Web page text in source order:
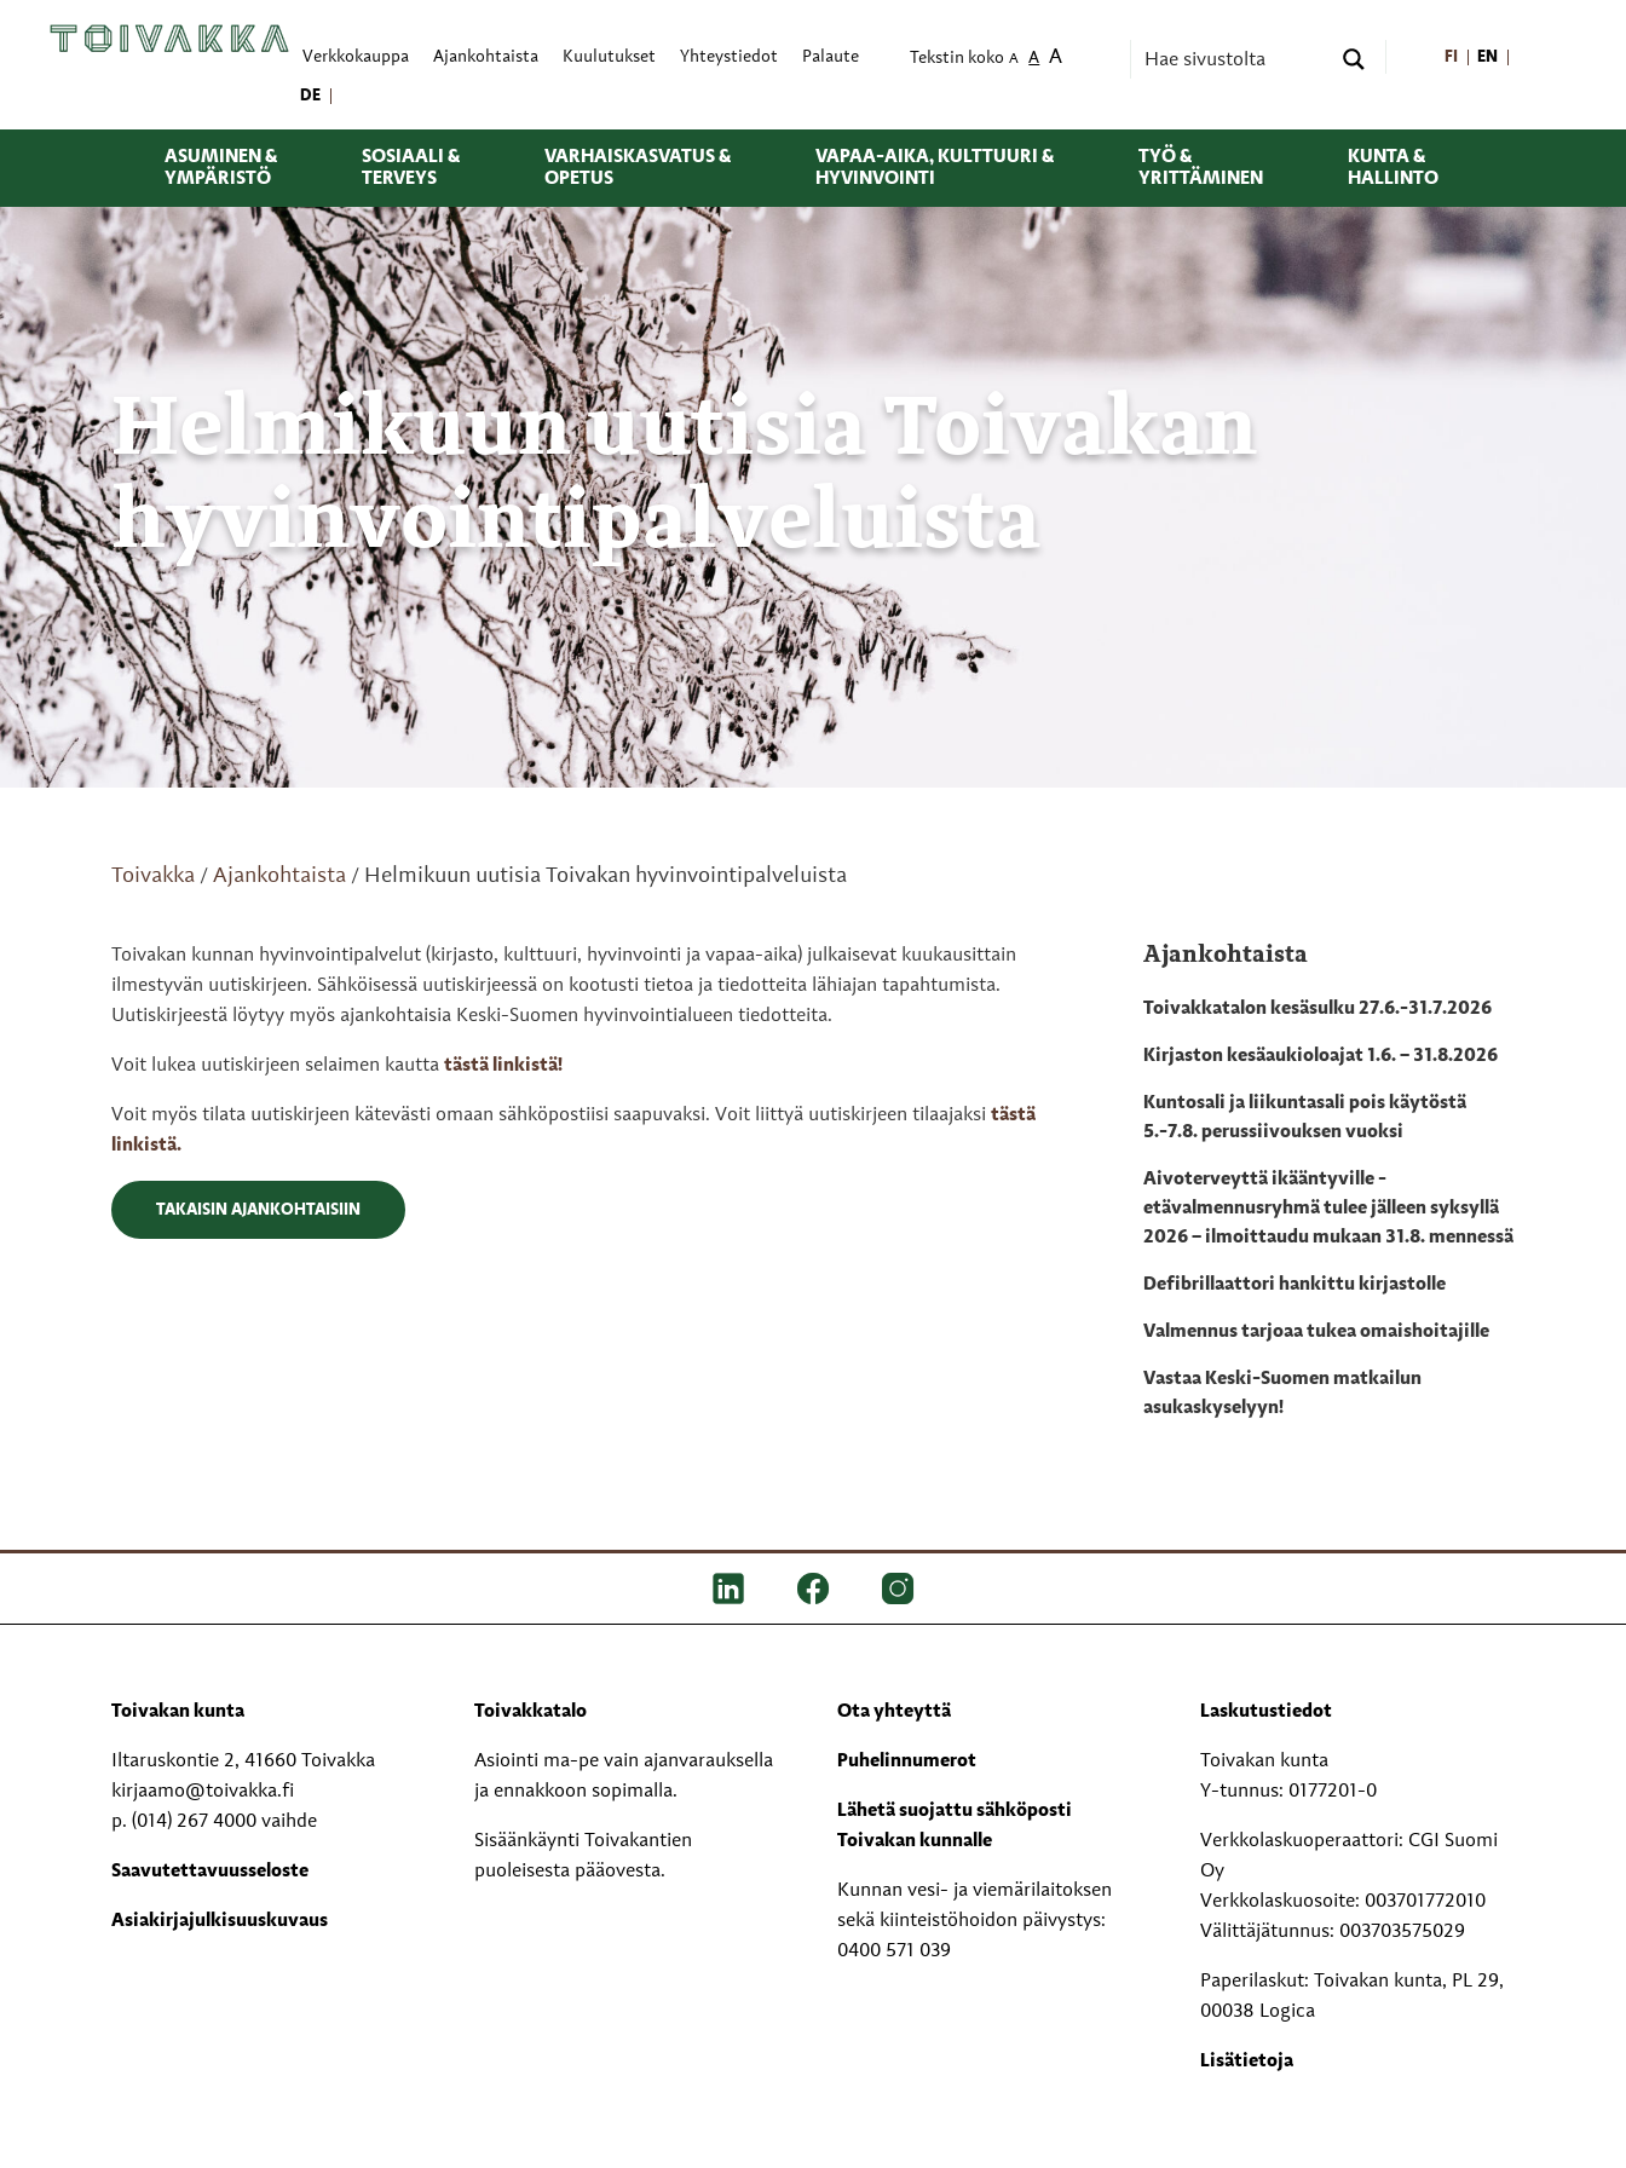
Verkkokauppa Ajankohtaista Kuulutukset Yhteystiedot Palaute Tekstin koko A A A FI EN
DE
ASUMINEN &
YMPÄRISTÖ
SOSIAALI &
TERVEYS
VARHAISKASVATUS &
OPETUS
VAPAA-AIKA, KULTTUURI &
HYVINVOINTI
TYÖ &
YRITTÄMINEN
KUNTA &
HALLINTO
Helmikuun uutisia Toivakan
hyvinvointipalveluista
Toivakka / Ajankohtaista / Helmikuun uutisia Toivakan hyvinvointipalveluista
Toivakan kunnan hyvinvointipalvelut (kirjasto, kulttuuri, hyvinvointi ja vapaa-aika) julkaisevat kuukausittain
ilmestyvän uutiskirjeen. Sähköisessä uutiskirjeessä on kootusti tietoa ja tiedotteita lähiajan tapahtumista.
Uutiskirjeestä löytyy myös ajankohtaisia Keski-Suomen hyvinvointialueen tiedotteita.
Voit lukea uutiskirjeen selaimen kautta tästä linkistä!
Voit myös tilata uutiskirjeen kätevästi omaan sähköpostiisi saapuvaksi. Voit liittyä uutiskirjeen tilaajaksi tästä
linkistä.
TAKAISIN AJANKOHTAISIIN
Ajankohtaista
Toivakkatalon kesäsulku 27.6.-31.7.2026
Kirjaston kesäaukioloajat 1.6. – 31.8.2026
Kuntosali ja liikuntasali pois käytöstä
5.-7.8. perussiivouksen vuoksi
Aivoterveyttä ikääntyville -
etävalmennusryhmä tulee jälleen syksyllä
2026 – ilmoittaudu mukaan 31.8. mennessä
Defibrillaattori hankittu kirjastolle
Valmennus tarjoaa tukea omaishoitajille
Vastaa Keski-Suomen matkailun
asukaskyselyyn!
Toivakan kunta
Iltaruskontie 2, 41660 Toivakka
kirjaamo@toivakka.fi
p. (014) 267 4000 vaihde
Saavutettavuusseloste
Asiakirjajulkisuuskuvaus
Toivakkatalo
Asiointi ma-pe vain ajanvarauksella
ja ennakkoon sopimalla.
Sisäänkäynti Toivakantien
puoleisesta pääovesta.
Ota yhteyttä
Puhelinnumerot
Lähetä suojattu sähköposti
Toivakan kunnalle
Kunnan vesi- ja viemärilaitoksen
sekä kiinteistöhoidon päivystys:
0400 571 039
Laskutustiedot
Toivakan kunta
Y-tunnus: 0177201-0
Verkkolaskuoperaattori: CGI Suomi
Oy
Verkkolaskuosoite: 003701772010
Välittäjätunnus: 003703575029
Paperilaskut: Toivakan kunta, PL 29,
00038 Logica
Lisätietoja